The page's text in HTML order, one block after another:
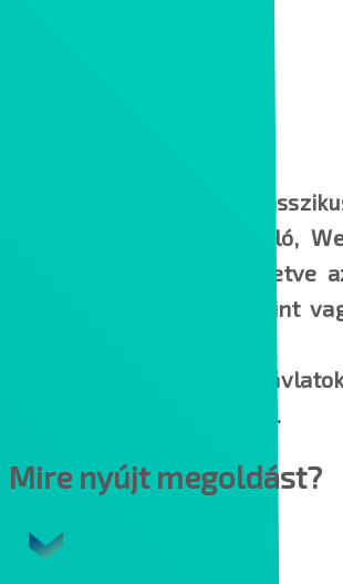
Szolgáltatásunk a
megoldások (fájlkiszolgáló,
hatékonyabbá tételét, illetve
célozza meg. A SharePoint
Online alapokon
dokumentumkezelés új
alapú kollaboráció esetén.
Mire nyújt megoldást?